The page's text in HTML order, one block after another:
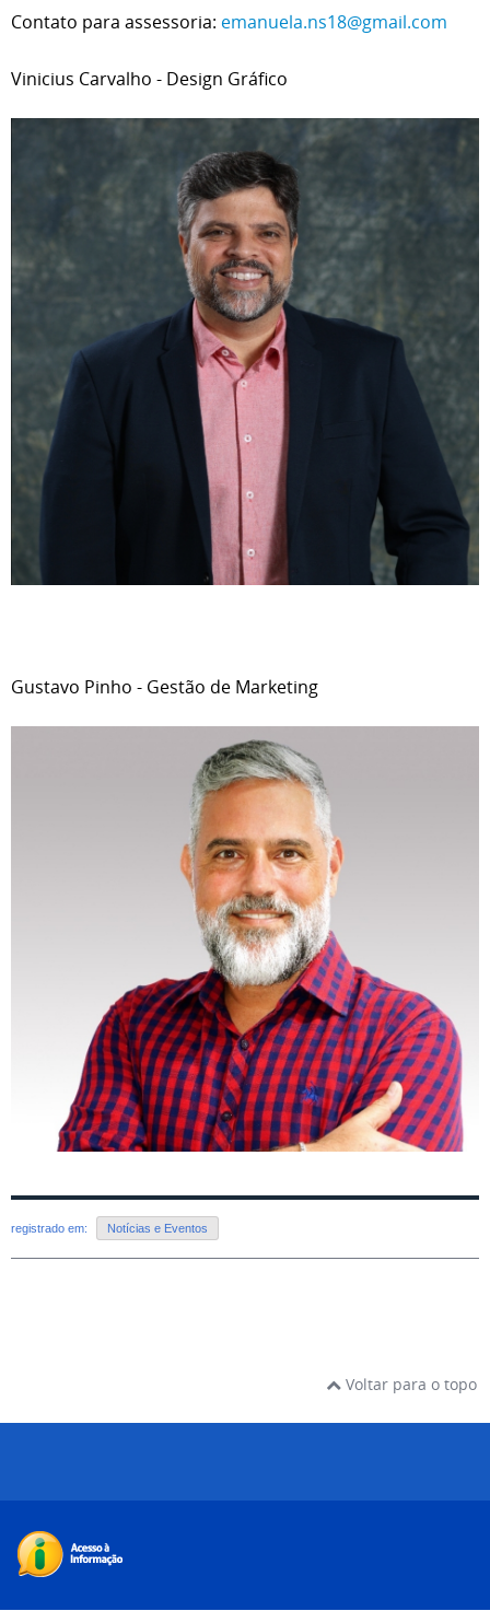
Contato para assessoria: emanuela.ns18@gmail.com
Vinicius Carvalho - Design Gráfico
Gustavo Pinho - Gestão de Marketing
registrado em: Notícias e Eventos
Voltar para o topo